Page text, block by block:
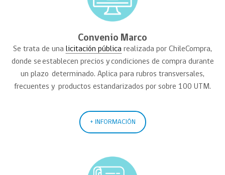
Convenio Marco
Se trata de una licitación pública realizada por ChileCompra,
donde se establecen precios y condiciones de compra durante
un plazo determinado. Aplica para rubros transversales,
frecuentes y productos estandarizados por sobre 100 UTM.
+ INFORMACIÓN